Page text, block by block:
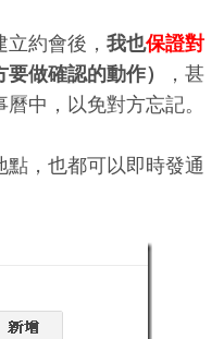
約會後， 我也保證對
做確認的動作）
，甚
中，以免對方忘記。
，也都可以即時發通